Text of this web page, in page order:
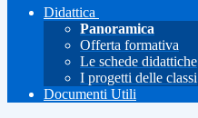
Didattica
Panoramica
Offerta formativa
Le schede didattiche
I progetti delle classi
Documenti Utili